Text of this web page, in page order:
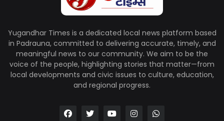
Yugandhar Times is a dedicated local news platform based
in Padrauna, committed to delivering accurate, timely, and
meaningful news to our community. We aim to be the
voice of the people, highlighting stories that matter—from
local developments and civic issues to culture, education,
and regional progress.